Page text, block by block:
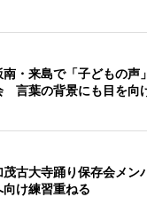
南・来島で「子どもの声
言葉の背景にも目を向
茂古大寺踊り保存会メン
向け練習重ねる